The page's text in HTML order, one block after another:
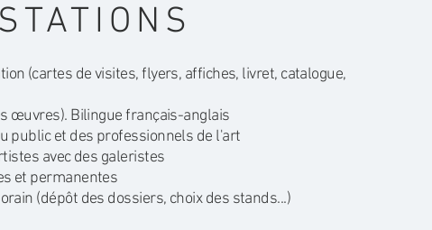
(cartes de visites, flyers, affiches, livret, catalogue,
œuvres). Bilingue français-anglais
public et des professionnels de l'art
avec des galeristes
et permanentes
(dépôt des dossiers, choix des stands...)